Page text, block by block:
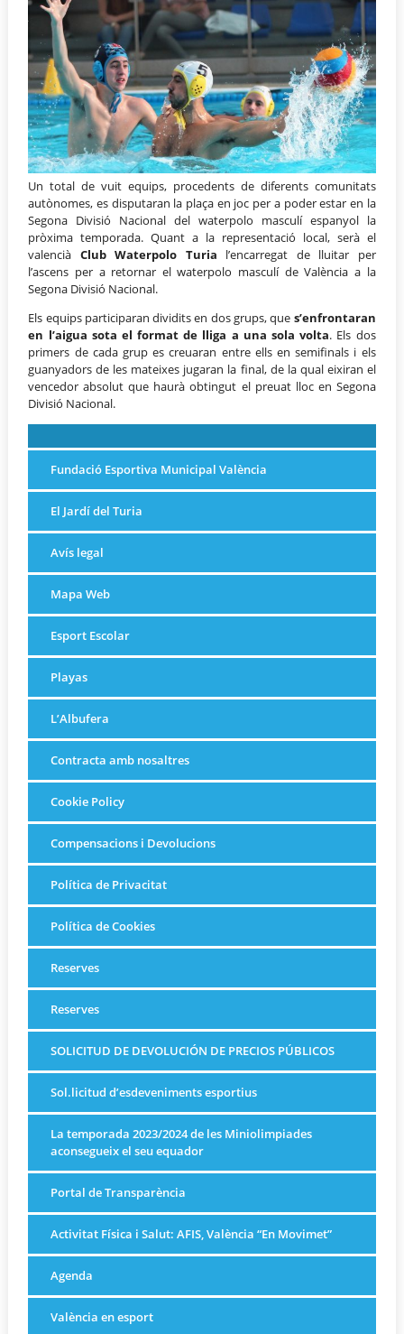
Un total de vuit equips, procedents de diferents comunitats
autònomes, es disputaran la plaça en joc per a poder estar en la
Segona Divisió Nacional del waterpolo masculí espanyol la
pròxima temporada. Quant a la representació local, serà el
valencià Club Waterpolo Turia l’encarregat de lluitar per
l’ascens per a retornar el waterpolo masculí de València a la
Segona Divisió Nacional.
Els equips participaran dividits en dos grups, que s’enfrontaran
en l’aigua sota el format de lliga a una sola volta. Els dos
primers de cada grup es creuaran entre ells en semifinals i els
guanyadors de les mateixes jugaran la final, de la qual eixiran el
vencedor absolut que haurà obtingut el preuat lloc en Segona
Divisió Nacional.
Fundació Esportiva Municipal València
El Jardí del Turia
Avís legal
Mapa Web
Esport Escolar
Playas
L’Albufera
Contracta amb nosaltres
Cookie Policy
Compensacions i Devolucions
Política de Privacitat
Política de Cookies
Reserves
Reserves
SOLICITUD DE DEVOLUCIÓN DE PRECIOS PÚBLICOS
Sol.licitud d’esdeveniments esportius
La temporada 2023/2024 de les Miniolimpiades
aconsegueix el seu equador
Portal de Transparència
Activitat Física i Salut: AFIS, València “En Movimet”
Agenda
València en esport